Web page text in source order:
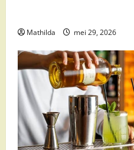
Mathilda mei 29, 2026